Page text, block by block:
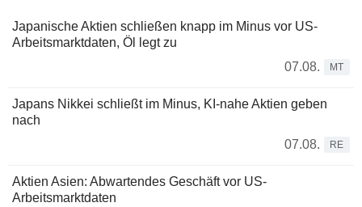
Japanische Aktien schließen knapp im Minus vor US-
Arbeitsmarktdaten, Öl legt zu
07.08.
MT
Japans Nikkei schließt im Minus, KI-nahe Aktien geben
nach
07.08.
RE
Aktien Asien: Abwartendes Geschäft vor US-
Arbeitsmarktdaten